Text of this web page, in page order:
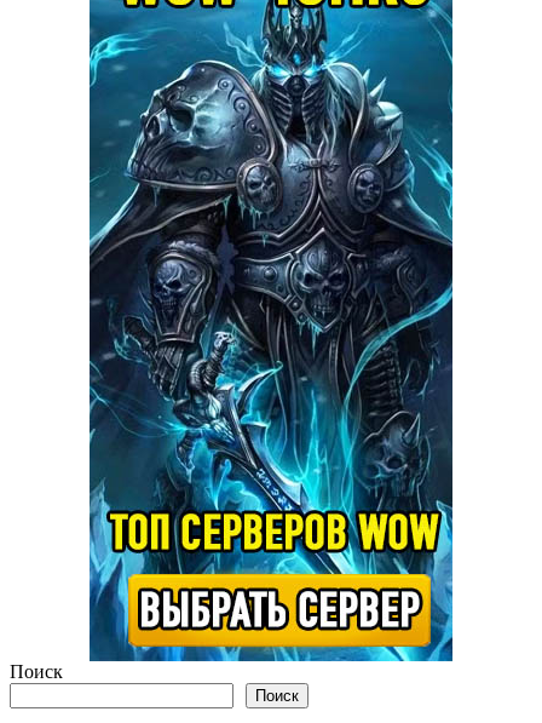
Поиск
Поиск